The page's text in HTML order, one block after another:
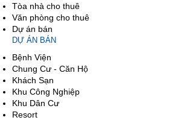
Tòa nhà cho thuê
Văn phòng cho thuê
Dự án bán
DỰ ÁN BÁN
Bệnh Viện
Chung Cư - Căn Hộ
Khách Sạn
Khu Công Nghiệp
Khu Dân Cư
Resort